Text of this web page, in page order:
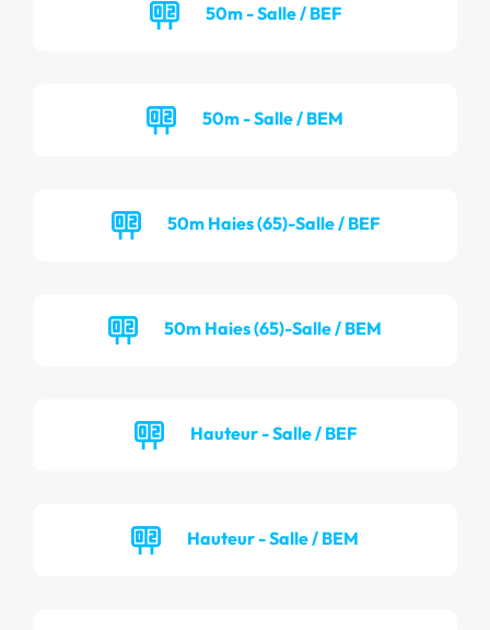
50m - Salle / BEF
50m - Salle / BEM
50m Haies (65)-Salle / BEF
50m Haies (65)-Salle / BEM
Hauteur - Salle / BEF
Hauteur - Salle / BEM